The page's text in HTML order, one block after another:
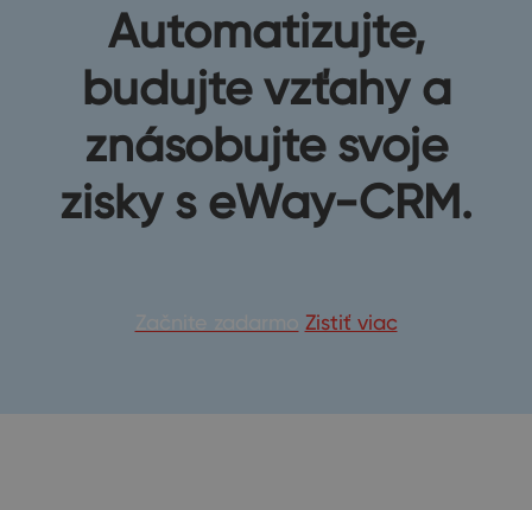
Automatizujte,
budujte vzťahy a
znásobujte svoje
zisky s eWay-CRM.
Zistiť viac